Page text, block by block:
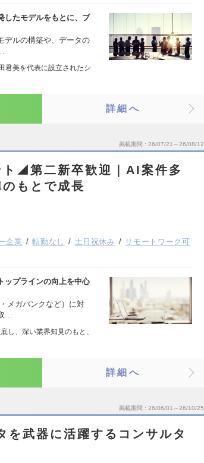
したモデルをもとに、ブ
デルの構築や、データの
君美を代表に設立されたシ
詳細へ
掲載期間 26/07/21～26/08/12
◢第二新卒歓迎｜AI案件多
もとで成長
企業 転勤なし 土日祝休み
リモートワーク可
ップラインの向上を中心
メガバンクなど）に対
…
し、深い業界知見のもと、
詳細へ
掲載期間 26/06/01～26/10/25
を武器に活躍するコンサルタ